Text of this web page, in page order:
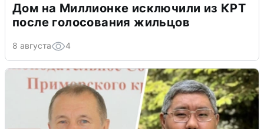
Дом на Миллионке исключили из КРТ
после голосования жильцов
8 августа 4